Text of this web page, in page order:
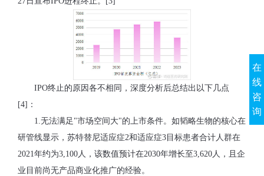
IPO终止的原因各不相同，深度分析后总结出以下几点
[4]：
1.无法满足"市场空间大"的上市条件。如韬略生物的核心在
研管线显示，苏特替尼适应症2和适应症3目标患者合计人群在
2021年约为3,100人，该数值预计在2030年增长至3,620人，且企
业目前尚无产品商业化推广的经验。
在
线
咨
询